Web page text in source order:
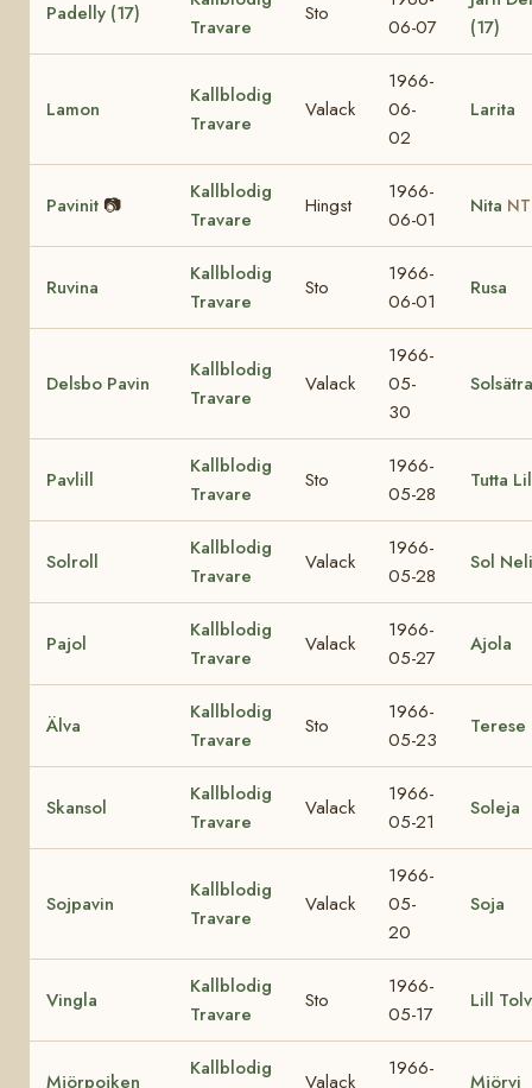
Padelly (17)
Travare
Sto
06-07
(17)
Lamon
Kallblodig
Travare
Valack
1966-
06-
02
Larita
Pavinit 📷
Kallblodig
Travare
Hingst
1966-
06-01
Nita
Ruvina
Kallblodig
Travare
Sto
1966-
06-01
Rusa
Delsbo Pavin
Kallblodig
Travare
Valack
1966-
05-
30
Solsätra
Pavlill
Kallblodig
Travare
Sto
1966-
05-28
Tutta
Solroll
Kallblodig
Travare
Valack
1966-
05-28
Sol Neli
Pajol
Kallblodig
Travare
Valack
1966-
05-27
Ajola
Älva
Kallblodig
Travare
Sto
1966-
05-23
Terese
Skansol
Kallblodig
Travare
Valack
1966-
05-21
Soleja
Sojpavin
Kallblodig
Travare
Valack
1966-
05-
20
Soja
Vingla
Kallblodig
Travare
Sto
1966-
05-17
Lill
Mjörpojken
Kallblodig
Valack
1966-
Mjörvi